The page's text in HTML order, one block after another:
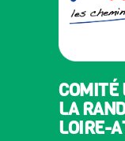
COMITÉ
LA
LOIRE-